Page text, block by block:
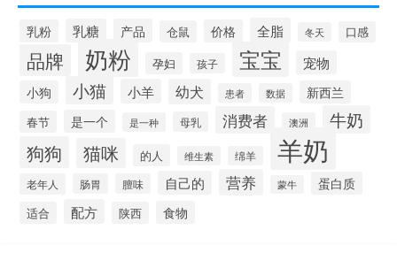
乳粉 乳糖 产品 仓鼠 价格 全脂 冬天 口感
品牌 奶粉 孕妇 孩子 宝宝 宠物
小狗 小猫 小羊 幼犬 患者 数据 新西兰
春节 是一个 是一种 母乳 消费者 澳洲 牛奶
狗狗 猫咪 的人 维生素 绵羊 羊奶
老年人 肠胃 膻味 自己的 营养 蒙牛 蛋白质
适合 配方 陕西 食物